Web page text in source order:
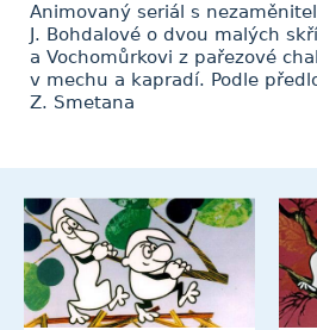
Animovaný seriál s
J. Bohdalové o dvou malých
a Vochomůrkovi z pařezové
v mechu a kapradí. Podle
Z. Smetana